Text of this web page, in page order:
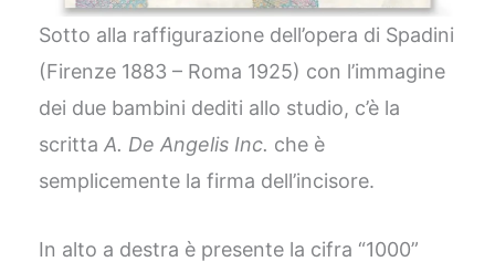
Sotto alla raffigurazione dell’opera di Spadini
(Firenze 1883 – Roma 1925) con l’immagine
dei due bambini dediti allo studio, c’è la
scritta A. De Angelis Inc. che è
semplicemente la firma dell’incisore.
In alto a destra è presente la cifra “1000”